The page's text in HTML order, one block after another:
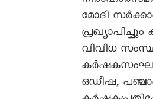
മോദി
വിവിധ
ഒഡീഷ,